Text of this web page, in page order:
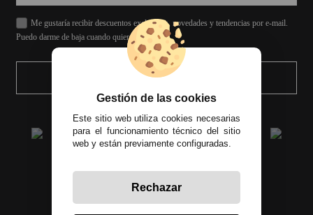
Me gustaría recibir descuentos exclusivos, novedades y tendencias por e-mail.
Puedo darme de baja cuando quiera.
ENVIAR
Gestión de las cookies
Este sitio web utiliza cookies necesarias
para el funcionamiento técnico del sitio
web y están previamente configuradas.
Rechazar